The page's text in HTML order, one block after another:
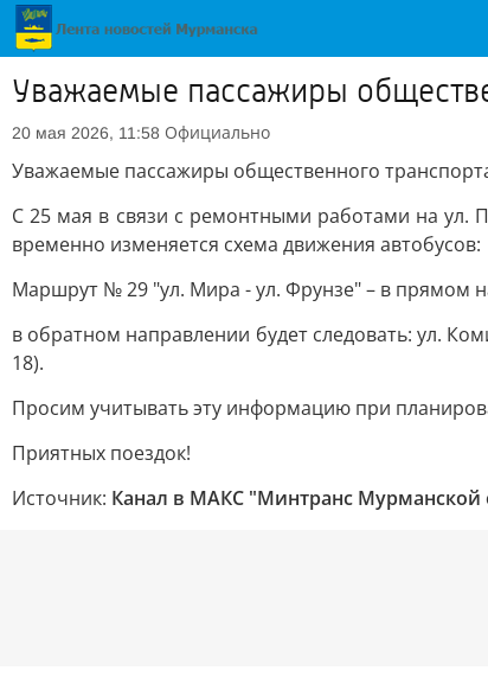
Уважаемые пассажиры
20 мая 2026, 11:58 Официально
Уважаемые пассажиры общественного
С 25 мая в связи с ремонтными работами на ул.
временно изменяется схема движения автобусов:
Маршрут № 29 "ул. Мира - ул. Фрунзе" – в прямом
в обратном направлении будет следовать: ул.
18).
Просим учитывать эту информацию при
Приятных поездок!
Источник: Канал в МАКС "Минтранс Мурманской